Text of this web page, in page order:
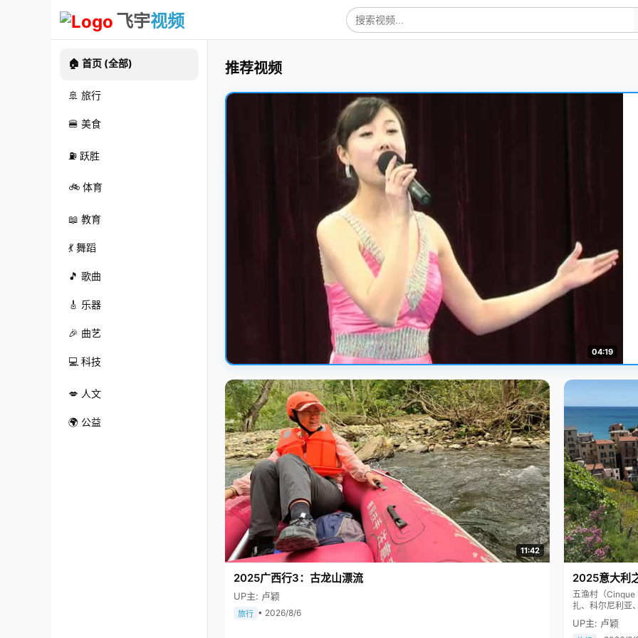
飞宇视频
🏠 首页 (全部)
🚢 旅行
🍔 美食
⛽ 跃胜
🚲 体育
📖 教育
💃 舞蹈
🎵 歌曲
🎸 乐器
🎉 曲艺
💻 科技
💋 人文
🌍 公益
推荐视频
04:19
11:42
2025广西行3：古龙山漂流
UP主: 卢颖
旅行 • 2026/8/6
2025意大利
五渔村（Cinque
扎、科尔尼利亚
色彩斑斓，
UP主: 卢颖